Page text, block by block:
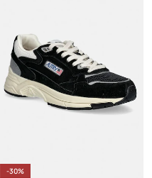
-30%